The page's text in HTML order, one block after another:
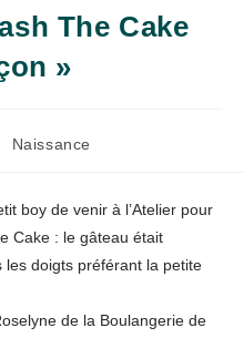
The Cake
»
Naissance
boy de venir à l’Atelier pour
Cake : le gâteau était
les doigts préférant la petite
de la Boulangerie de